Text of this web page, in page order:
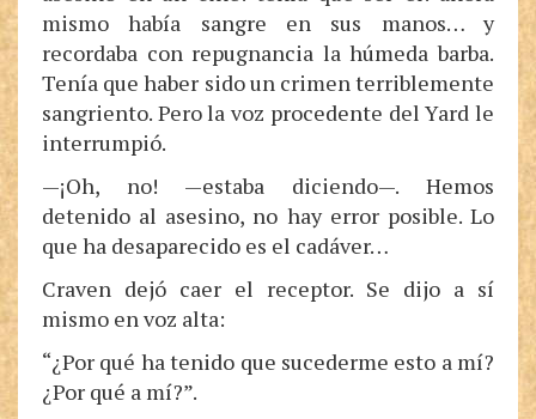
mismo había sangre en sus manos… y
recordaba con repugnancia la húmeda barba.
Tenía que haber sido un crimen terriblemente
sangriento. Pero la voz procedente del Yard le
interrumpió.
—¡Oh, no! —estaba diciendo—. Hemos
detenido al asesino, no hay error posible. Lo
que ha desaparecido es el cadáver…
Craven dejó caer el receptor. Se dijo a sí
mismo en voz alta:
“¿Por qué ha tenido que sucederme esto a mí?
¿Por qué a mí?”.